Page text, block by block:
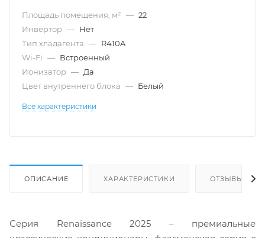
Площадь помещения, м² — 22
Инвертор — Нет
Тип хладагента — R410A
Wi-Fi
— Встроенный
Ионизатор — Да
Цвет внутреннего блока — Белый
Все характеристики
ОПИСАНИЕ ХАРАКТЕРИСТИКИ ОТЗЫВЫ
Серия Renaissance 2025 – премиальные